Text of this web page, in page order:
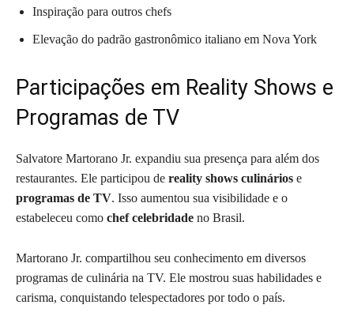
Inspiração para outros chefs
Elevação do padrão gastronômico italiano em Nova York
Participações em Reality Shows e
Programas de TV
Salvatore Martorano Jr. expandiu sua presença para além dos
restaurantes. Ele participou de reality shows culinários e
programas de TV. Isso aumentou sua visibilidade e o
estabeleceu como chef celebridade no Brasil.
Martorano Jr. compartilhou seu conhecimento em diversos
programas de culinária na TV. Ele mostrou suas habilidades e
carisma, conquistando telespectadores por todo o país.